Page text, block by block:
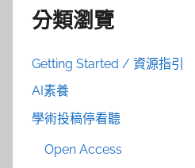
分類瀏覽
Getting Started / 資源指引
AI素養
學術投稿停看聽
Open Access